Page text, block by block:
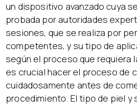
un dispositivo avanzado cuya
probada por autoridades
sesiones, que se realiza por
competentes, y su tipo de
según el proceso que requiera
es crucial hacer el proceso de
cuidadosamente antes de
procedimiento. El tipo de piel y